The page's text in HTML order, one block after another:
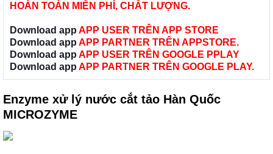
HOÀN TOÀN MIỄN PHÍ, CHẤT LƯỢNG.
Download app APP USER TRÊN APP STORE
Download app APP PARTNER TRÊN APPSTORE.
Download app APP USER TRÊN GOOGLE PPLAY
Download app APP PARTNER TRÊN GOOGLE PLAY.
Enzyme xử lý nước cắt tảo Hàn Quốc
MICROZYME